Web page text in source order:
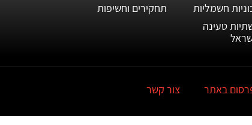
חשמליות
טעינה
תחקירים וחשיפות
באתר צור קשר